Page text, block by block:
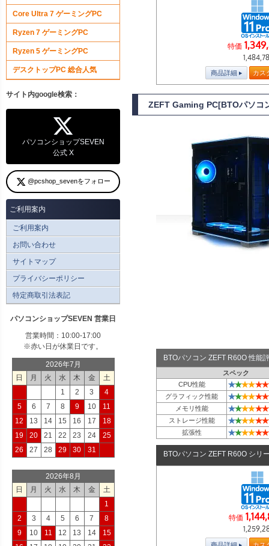
特価
商品詳細 カス
ZEFT Gaming PC[BTOパソコ
BTOパソコン ZEFT R60O 性能
スペック
CPU性能
★★★★★★
グラフィック性能 ★★★★★★
メモリ性能 ★★★★★★
ストレージ性能 ★★★★★★
拡張性 ★★★★★★
BTOパソコン ZEFT R60O シリ
特価
Core Ultra 7 ゲーミングPC
Ryzen 7 ゲーミングPC
Ryzen 5 ゲーミングPC
デスクトップPC 総合人気
サイト内google検索：
パソコンショップSEVEN
公式 X
@pcshop_sevenをフォロー
ご利用案内
ご利用案内
お問い合わせ
サイトマップ
プライバシーポリシー
特定商取引法表記
パソコンショップSEVEN 営業日
営業時間：10:00-17:00
※赤い日が休業日です。
2026年7月
日
月 火 水 木 金
土
1
2 3
4
5
6 7 8 9 10
11
12
13 14 15 16 17
18
19
20 21 22 23 24
25
26
27 28 29 30 31
2026年8月
日
月 火 水 木 金
土
1
2
3 4 5 6 7
8
9
10 11 12 13 14
15